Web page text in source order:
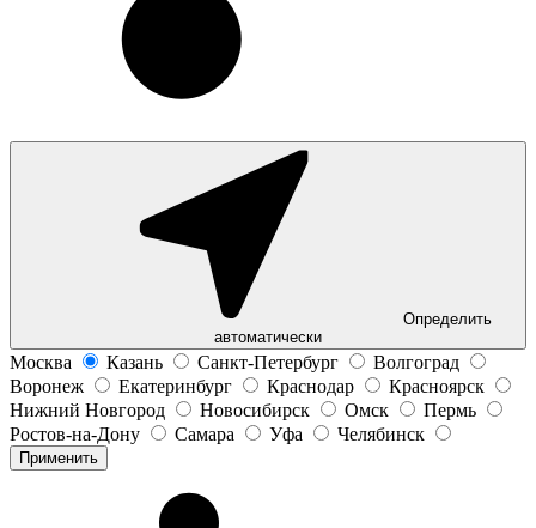
Определить
автоматически
Москва Казань Санкт-Петербург
Волгоград
Воронеж
Екатеринбург Краснодар
Красноярск
Нижний Новгород
Новосибирск Омск
Пермь
Ростов-на-Дону
Самара Уфа Челябинск
Применить